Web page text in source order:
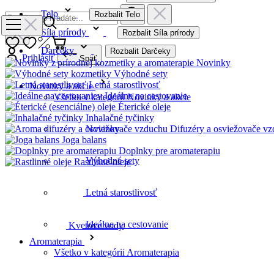
Telo Rozbalit Telo
Síla prírody Rozbalit Síla prírody
Darčeky Rozbalit Darčeky
Novinky
Výhodné sety
Letná starostlivosť
Ideálne na cestovanie
Éterické oleje
Inhalačné tyčinky
Difuzéry a osviežovače
Joga balans
Doplnky pre aromaterapiu
Rastlinné oleje
Bestsellery
Prihlásiť Späť
Novinky a akcie
Všetko v kategórii Novinky a akcie
Novinky
Výhodné sety
Letná starostlivosť
Ideálne na cestovanie
Aromaterapia
Všetko v kategórii Aromaterapia